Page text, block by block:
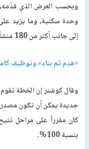
إلى جانب أكثر من 180 منشأة ثقافية ودينية.
«هدم ثم بناء» وتوظيف
وقال كوشنر إن الخطة
جديدة يمكن أن تكون مصدر
كان مقرراً على مراحل
بنسبة 100%.